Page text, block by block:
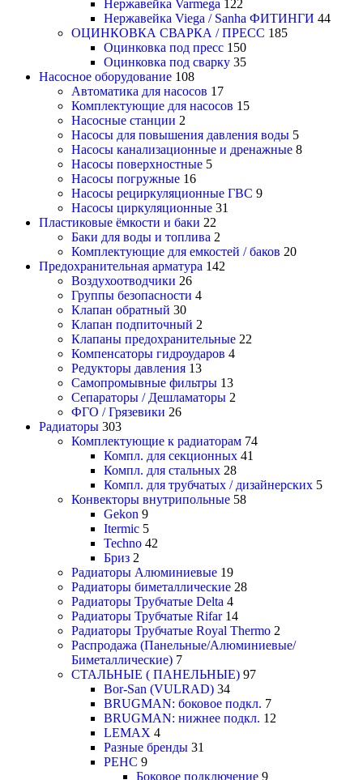
Нержавейка Varmega 122
Нержавейка Viega / Sanha ФИТИНГИ 44
ОЦИНКОВКА СВАРКА / ПРЕСС 185
Оцинковка под пресс 150
Оцинковка под сварку 35
Насосное оборудование 108
Автоматика для насосов 17
Комплектующие для насосов 15
Насосные станции 2
Насосы для повышения давления воды 5
Насосы канализационные и дренажные 8
Насосы поверхностные 5
Насосы погружные 16
Насосы рециркуляционные ГВС 9
Насосы циркуляционные 31
Пластиковые ёмкости и баки 22
Баки для воды и топлива 2
Комплектующие для емкостей / баков 20
Предохранительная арматура 142
Воздухоотводчики 26
Группы безопасности 4
Клапан обратный 30
Клапан подпиточный 2
Клапаны предохранительные 22
Компенсаторы гидроударов 4
Редукторы давления 13
Самопромывные фильтры 13
Сепараторы / Дешламаторы 2
ФГО / Грязевики 26
Радиаторы 303
Комплектующие к радиаторам 74
Компл. для секционных 41
Компл. для стальных 28
Компл. для трубчатых / дизайнерских 5
Конвекторы внутрипольные 58
Gekon 9
Itermic 5
Techno 42
Бриз 2
Радиаторы Алюминиевые 19
Радиаторы биметаллические 28
Радиаторы Трубчатые Delta 4
Радиаторы Трубчатые Rifar 14
Радиаторы Трубчатые Royal Thermo 2
Распродажа (Панельные/Алюминиевые/
Биметаллические) 7
СТАЛЬНЫЕ ( ПАНЕЛЬНЫЕ) 97
Bor-San (VULRAD) 34
BRUGMAN: боковое подкл. 7
BRUGMAN: нижнее подкл. 12
LEMAX 4
Разные бренды 31
РЕНС 9
Боковое подключение 9